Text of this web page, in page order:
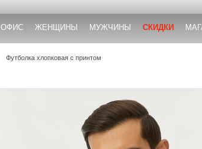
ОФИС ЖЕНЩИНЫ МУЖЧИНЫ СКИДКИ
Футболка хлопковая с принтом